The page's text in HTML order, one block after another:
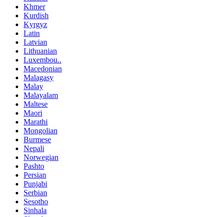
Khmer
Kurdish
Kyrgyz
Latin
Latvian
Lithuanian
Luxembou..
Macedonian
Malagasy
Malay
Malayalam
Maltese
Maori
Marathi
Mongolian
Burmese
Nepali
Norwegian
Pashto
Persian
Punjabi
Serbian
Sesotho
Sinhala